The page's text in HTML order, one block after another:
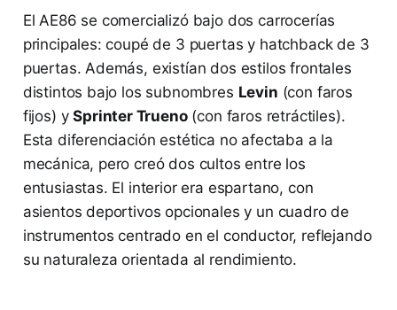
El AE86 se comercializó bajo dos carrocerías
principales: coupé de 3 puertas y hatchback de 3
puertas. Además, existían dos estilos frontales
distintos bajo los subnombres Levin (con faros
fijos) ySprinter Trueno(con faros retráctiles).
Esta diferenciación estética no afectaba a la
mecánica, pero creó dos cultos entre los
entusiastas. El interior era espartano, con
asientos deportivos opcionales y un cuadro de
instrumentos centrado en el conductor, reflejando
su naturaleza orientada al rendimiento.